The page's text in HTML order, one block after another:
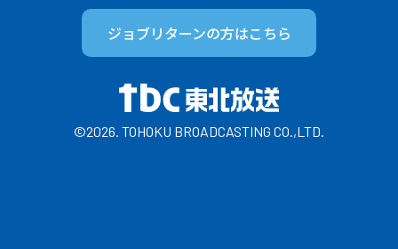
ジョブリターンの方はこちら
©2026. TOHOKU BROADCASTING CO.,LTD.